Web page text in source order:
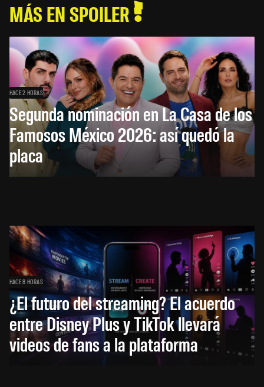
MÁS EN SPOILER
HACE 2 HORAS
Segunda nominación en La Casa de los
Famosos México 2026: así quedó la
placa
HACE 8 HORAS
¿El futuro del streaming? El acuerdo
entre Disney Plus y TikTok llevará
videos de fans a la plataforma